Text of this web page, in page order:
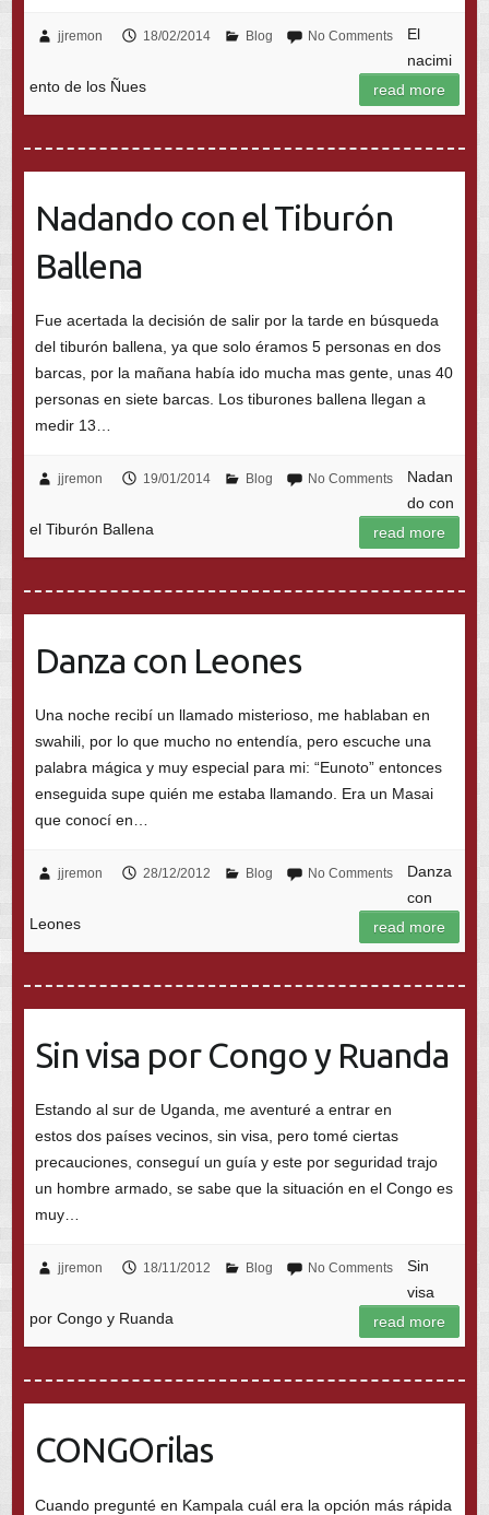
jjremon 18/02/2014 Blog No Comments
El
nacimi
ento de los Ñues
read more
Nadando con el Tiburón
Ballena
Fue acertada la decisión de salir por la tarde en búsqueda
del tiburón ballena, ya que solo éramos 5 personas en dos
barcas, por la mañana había ido mucha mas gente, unas 40
personas en siete barcas. Los tiburones ballena llegan a
medir 13…
jjremon 19/01/2014 Blog No Comments
Nadan
do con
el Tiburón Ballena
read more
Danza con Leones
Una noche recibí un llamado misterioso, me hablaban en
swahili, por lo que mucho no entendía, pero escuche una
palabra mágica y muy especial para mi: “Eunoto” entonces
enseguida supe quién me estaba llamando. Era un Masai
que conocí en…
jjremon 28/12/2012 Blog No Comments
Danza
con
Leones
read more
Sin visa por Congo y Ruanda
Estando al sur de Uganda, me aventuré a entrar en
estos dos países vecinos, sin visa, pero tomé ciertas
precauciones, conseguí un guía y este por seguridad trajo
un hombre armado, se sabe que la situación en el Congo es
muy…
jjremon 18/11/2012 Blog No Comments
Sin
visa
por Congo y Ruanda
read more
CONGOrilas
Cuando pregunté en Kampala cuál era la opción más rápida